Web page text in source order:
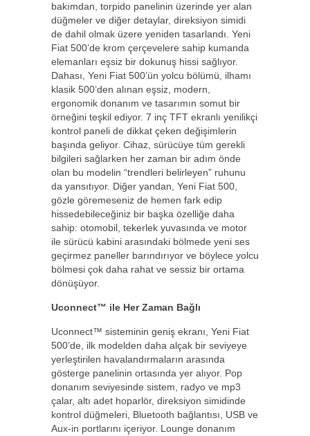
bakımdan, torpido panelinin üzerinde yer alan
düğmeler ve diğer detaylar, direksiyon simidi
de dahil olmak üzere yeniden tasarlandı. Yeni
Fiat 500’de krom çerçevelere sahip kumanda
elemanları eşsiz bir dokunuş hissi sağlıyor.
Dahası, Yeni Fiat 500’ün yolcu bölümü, ilhamı
klasik 500’den alınan eşsiz, modern,
ergonomik donanım ve tasarımın somut bir
örneğini teşkil ediyor. 7 inç TFT ekranlı yenilikçi
kontrol paneli de dikkat çeken değişimlerin
başında geliyor. Cihaz, sürücüye tüm gerekli
bilgileri sağlarken her zaman bir adım önde
olan bu modelin “trendleri belirleyen” ruhunu
da yansıtıyor. Diğer yandan, Yeni Fiat 500,
gözle göremeseniz de hemen fark edip
hissedebileceğiniz bir başka özelliğe daha
sahip: otomobil, tekerlek yuvasında ve motor
ile sürücü kabini arasındaki bölmede yeni ses
geçirmez paneller barındırıyor ve böylece yolcu
bölmesi çok daha rahat ve sessiz bir ortama
dönüşüyor.
Uconnect™ ile Her Zaman Bağlı
Uconnect™ sisteminin geniş ekranı, Yeni Fiat
500’de, ilk modelden daha alçak bir seviyeye
yerleştirilen havalandırmaların arasında
gösterge panelinin ortasında yer alıyor. Pop
donanım seviyesinde sistem, radyo ve mp3
çalar, altı adet hoparlör, direksiyon simidinde
kontrol düğmeleri, Bluetooth bağlantısı, USB ve
Aux-in portlarını içeriyor. Lounge donanım